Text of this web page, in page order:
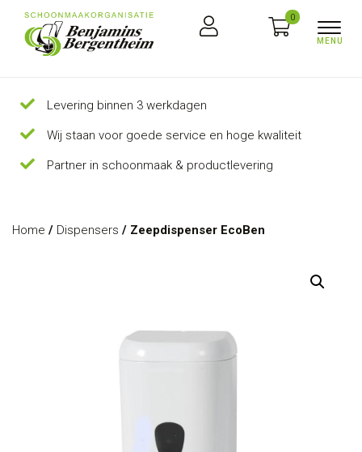
0
Levering binnen 3 werkdagen
Wij staan voor goede service en hoge kwaliteit
Partner in schoonmaak & productlevering
Home / Dispensers / Zeepdispenser EcoBen